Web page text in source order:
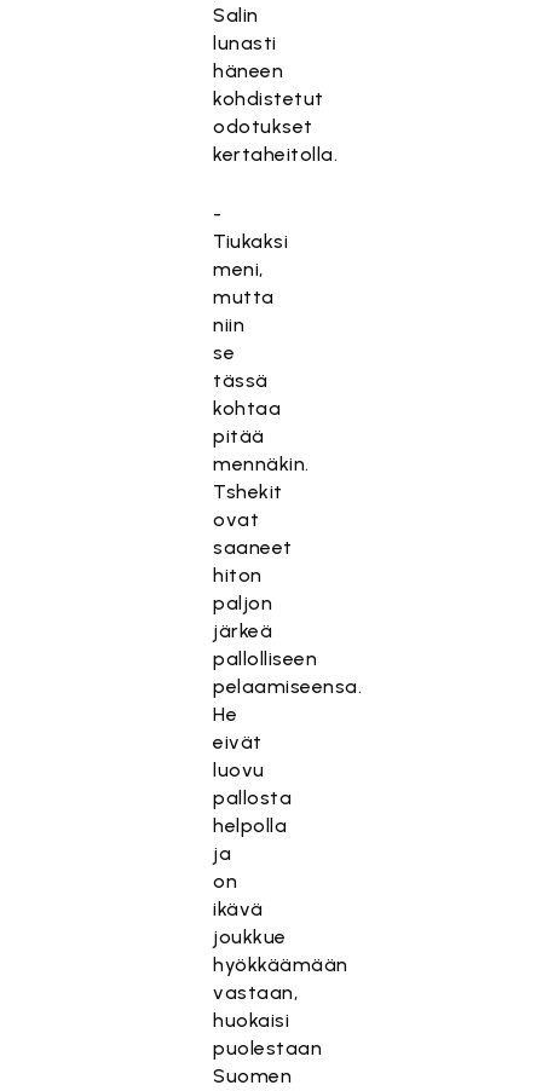
Salin
lunasti
häneen
kohdistetut
odotukset
kertaheitolla.
-
Tiukaksi
meni,
mutta
niin
se
tässä
kohtaa
pitää
mennäkin.
Tshekit
ovat
saaneet
hiton
paljon
järkeä
pallolliseen
pelaamiseensa.
He
eivät
luovu
pallosta
helpolla
ja
on
ikävä
joukkue
hyökkäämään
vastaan,
huokaisi
puolestaan
Suomen